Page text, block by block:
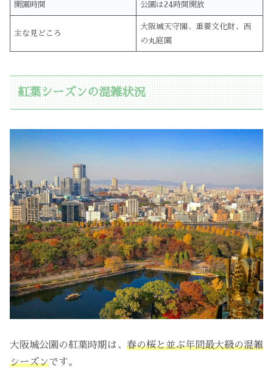
開園時間 公園は24時間開放
主な見どころ
大阪城天守閣、重要文化財、西
の丸庭園
紅葉シーズンの混雑状況
大阪城公園の紅葉時期は、 春の桜と並ぶ年間最大級の混雑
シーズンです。